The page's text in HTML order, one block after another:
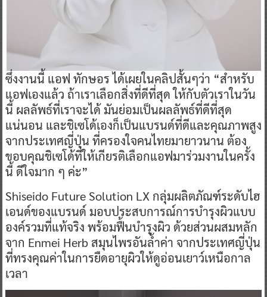
ซึ่งงานนี้ แอฟ ทักษอร ได้เผยในคลิปสั้นๆว่า “สำหรับ
แอฟเองแล้ว ถ้าเราเลือกสิ่งที่ดีที่สุด ให้กับตัวเราในวัน
นี้ ผลลัพธ์ที่เราจะได้ มันย่อมเป็นผลลัพธ์ที่ดีที่สุด
แน่นอน และชิเซโด้เองก็เป็นแบรนด์ที่ดีและคุณภาพสูง
จากประเทศญี่ปุ่น ที่ครองใจคนไทยมายาวนาน ต้อง
ขอบคุณชิเซโด้ที่ให้เกียรติเลือกแอฟมาร่วมงานในครั้ง
นี้ ดีใจมาก ๆ ค่ะ”
Shiseido Future Solution LX กลุ่มผลิตภัณฑ์ระดับไฮ
เอนด์ของแบรนด์ มอบประสบการณ์การบำรุงผิวแบบ
องค์รวมที่แท้จริง พร้อมฟื้นบำรุงผิว ด้วยส่วนผสมหลัก
จาก Enmei Herb สมุนไพรอันล้ำค่า จากประเทศญี่ปุ่น
ที่ทรงคุณค่าในการยืดอายุผิวให้ดูอ่อนเยาว์เหนือกาล
เวลา